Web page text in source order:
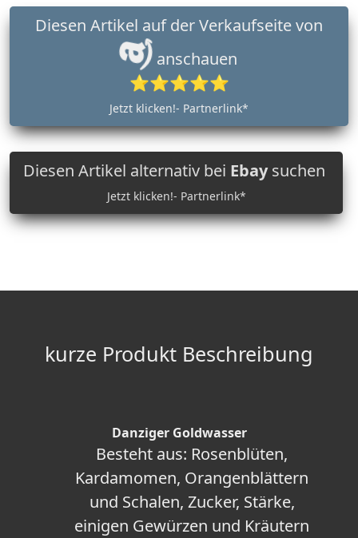
anschauen
⭐⭐⭐⭐⭐
Jetzt klicken!- Partnerlink*
Diesen Artikel alternativ bei Ebaysuchen
Jetzt klicken!- Partnerlink*
kurze Produkt Beschreibung
Danziger Goldwasser
Besteht aus: Rosenblüten,
Kardamomen, Orangenblättern
und Schalen, Zucker, Stärke,
einigen Gewürzen und Kräutern